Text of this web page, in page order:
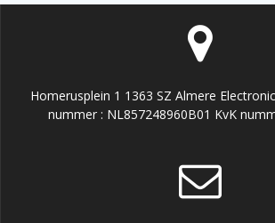
Homerusplein 1 1363 SZ Almere
nummer : NL857248960B01 KvK